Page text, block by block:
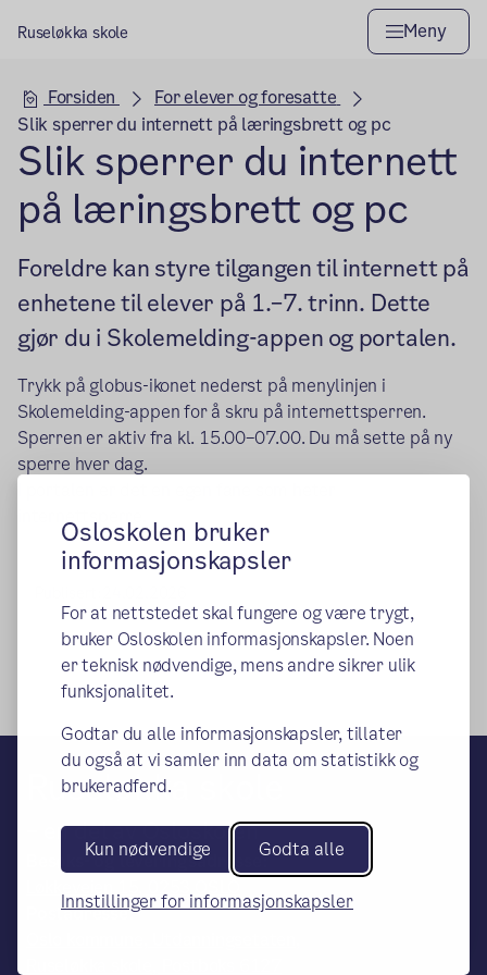
Osloskolen bruker
informasjonskapsler
For at nettstedet skal fungere og være trygt,
bruker Osloskolen informasjonskapsler. Noen
er teknisk nødvendige, mens andre sikrer ulik
funksjonalitet.
Godtar du alle informasjonskapsler, tillater
du også at vi samler inn data om statistikk og
brukeradferd.
Kun nødvendige Godta alle
Innstillinger for informasjonskapsler
Ruseløkka skole Meny
Hovedseksjon
Forsiden
For elever og foresatte
Slik sperrer du internett på læringsbrett og pc
Slik sperrer du internett
på læringsbrett og pc
Foreldre kan styre tilgangen til internett på
enhetene til elever på 1.–7. trinn. Dette
gjør du i Skolemelding-appen og portalen.
Trykk på globus-ikonet nederst på menylinjen i
Skolemelding-appen for å skru på internettsperren.
Sperren er aktiv fra kl. 15.00–07.00. Du må sette på ny
sperre hver dag.
internettsperre.
Ruseløkka skole
– en del av Osloskolen
Besøks- og leveringsadresse:
Postadresse: